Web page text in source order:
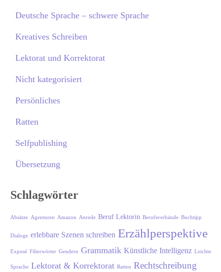
Deutsche Sprache – schwere Sprache
Kreatives Schreiben
Lektorat und Korrektorat
Nicht kategorisiert
Persönliches
Ratten
Selfpublishing
Übersetzung
Schlagwörter
Absätze Agenturen Amazon Anrede Beruf Lektorin Berufsverbände Buchtipp
Dialoge erlebbare Szenen schreiben Erzählperspektive
Exposé Filterwörter Gendern Grammatik Künstliche Intelligenz Leichte
Sprache Lektorat & Korrektorat Ratten Rechtschreibung